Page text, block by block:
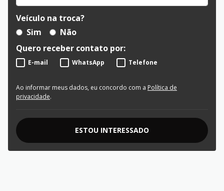
Veículo na troca?
Sim
Não
Quero receber contato por:
E-mail WhatsApp Telefone
Ao informar meus dados, eu concordo com a Política de
privacidade.
ESTOU INTERESSADO